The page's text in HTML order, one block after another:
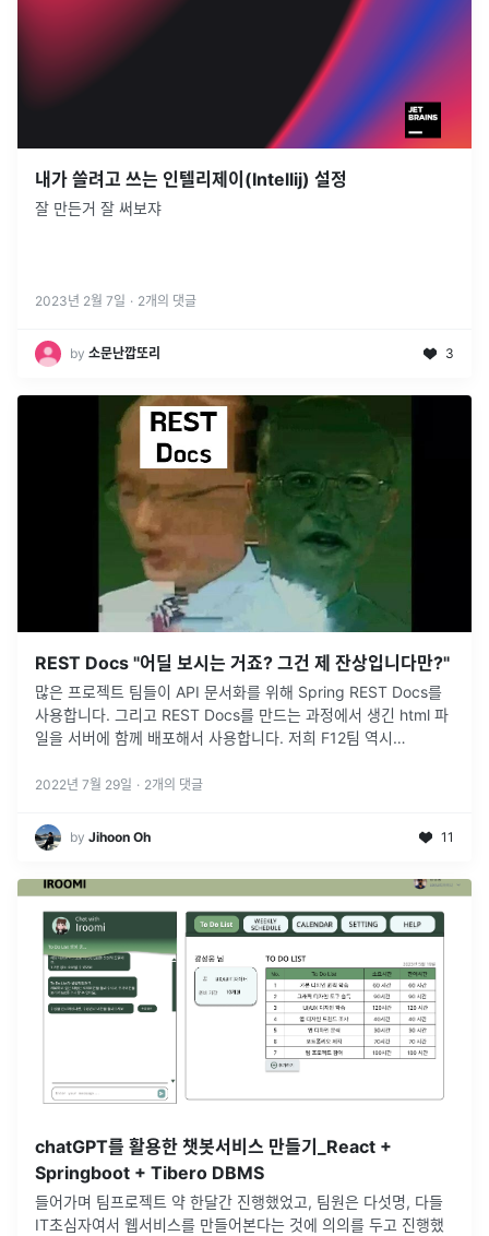
내가 쓸려고 쓰는 인텔리제이(Intellij) 설정
잘 만든거 잘 써보쟈
2023년 2월 7일 · 2개의 댓글
by 소문난깝또리 3
REST Docs "어딜 보시는 거죠? 그건 제 잔상입니다만?"
많은 프로젝트 팀들이 API 문서화를 위해 Spring REST Docs를
사용합니다. 그리고 REST Docs를 만드는 과정에서 생긴 html 파
일을 서버에 함께 배포해서 사용합니다. 저희 F12팀 역시
2022년 7월 29일 · 2개의 댓글
by Jihoon Oh 11
chatGPT를 활용한 챗봇서비스 만들기_React +
Springboot + Tibero DBMS
들어가며 팀프로젝트 약 한달간 진행했었고, 팀원은 다섯명, 다들
IT초심자여서 웹서비스를 만들어본다는 것에 의의를 두고 진행했